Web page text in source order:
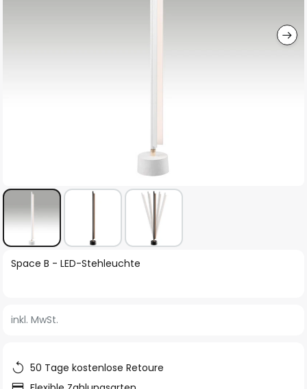
Zum
Anfang
springen
Space B - LED-Stehleuchte
inkl. MwSt.
50 Tage kostenlose Retoure